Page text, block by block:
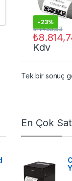
-23%
₺
₺11.435,33
Kdv
Tek bir sonuç
En Çok